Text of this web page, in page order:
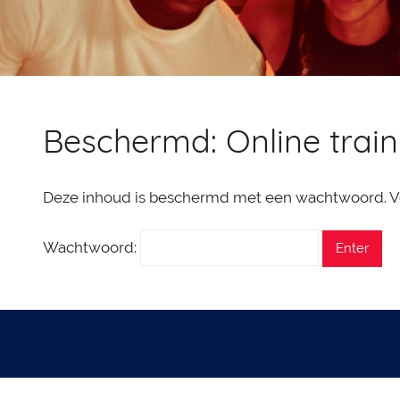
Beschermd: Online
Deze inhoud is beschermd met een wachtwoord.
Wachtwoord: